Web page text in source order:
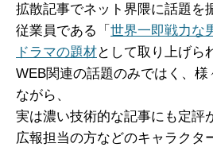
拡散記事でネット界隈に話題を
従業員である「 世界一即戦力な
ドラマの題材として取り上げら
WEB関連の話題のみではく、
ながら、
実は濃い技術的な記事にも定評
広報担当の方などのキャラクタ